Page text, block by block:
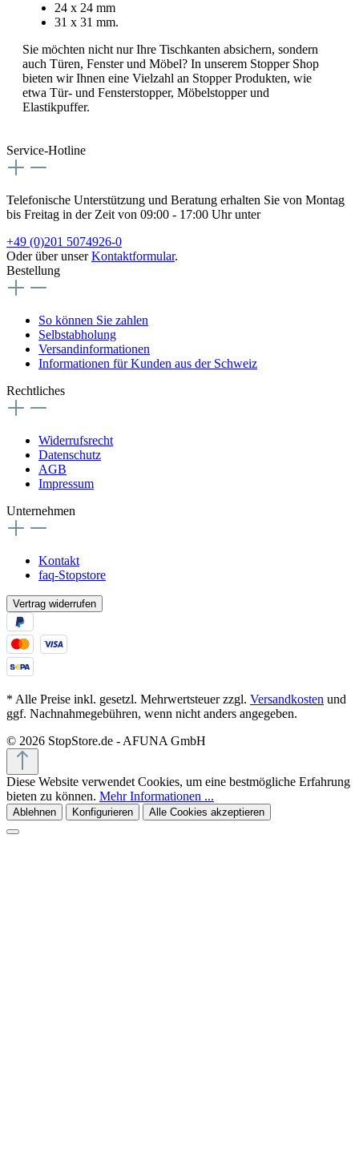
24 x 24 mm
31 x 31 mm.
Sie möchten nicht nur Ihre Tischkanten absichern, sondern
auch Türen, Fenster und Möbel? In unserem Stopper Shop
bieten wir Ihnen eine Vielzahl an Stopper Produkten, wie
etwa Tür- und Fensterstopper, Möbelstopper und
Elastikpuffer.
Service-Hotline
Telefonische Unterstützung und Beratung erhalten Sie von Montag
bis Freitag in der Zeit von 09:00 - 17:00 Uhr unter
+49 (0)201 5074926-0
Oder über unserKontaktformular.
Bestellung
So können Sie zahlen
Selbstabholung
Versandinformationen
Informationen für Kunden aus der Schweiz
Rechtliches
Widerrufsrecht
Datenschutz
AGB
Impressum
Unternehmen
Kontakt
faq-Stopstore
Vertrag widerrufen
* Alle Preise inkl. gesetzl. Mehrwertsteuer zzgl. Versandkosten und
ggf. Nachnahmegebühren, wenn nicht anders angegeben.
© 2026 StopStore.de - AFUNA GmbH
Diese Website verwendet Cookies, um eine bestmögliche Erfahrung
bieten zu können. Mehr Informationen ...
Ablehnen Konfigurieren Alle Cookies akzeptieren